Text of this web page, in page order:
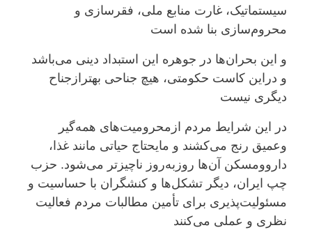
سیستماتیک، غارت منابع ملی، فقرسازی و
محروم‌سازی بنا شده است
و این بحران‌ها در جوهره این استبداد دینی می‌باشد
و دراین کاست حکومتی، هیچ جناحی بهترازجناح
دیگری نیست
در این شرایط مردم ازمحرومیت‌های همەگیر
وعمیق رنج می‌کشند و مایحتاج حیاتی مانند غذا،
داروومسکن آن‌ها روزبه‌روز ناچیزتر می‌شود. حزب
چپ ایران، دیگر تشکل‌ها و کنشگران با حساسیت و
مسئولیت‌پذیری برای تأمین مطالبات مردم فعالیت
نظری و عملی می‌کنند